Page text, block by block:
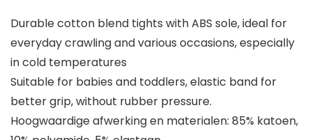
Durable cotton blend tights with ABS sole, ideal for
everyday crawling and various occasions, especially
in cold temperatures
Suitable for babies and toddlers, elastic band for
better grip, without rubber pressure.
Hoogwaardige afwerking en materialen: 85% katoen,